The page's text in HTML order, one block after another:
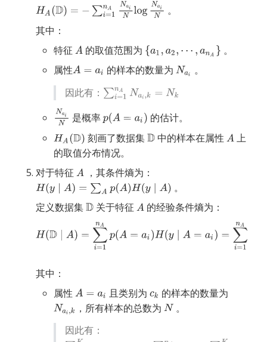
。
其中：
特征
的取值范围为
。
属性
的样本的数量为
。
因此有：
是概率
的估计。
刻画了数据集
中的样本在属性
上
的取值分布情况。
对于特征
，其条件熵为：
。
定义数据集
关于特征 的经验条件熵为：
其中：
属性
且类别为
的样本的数量为
，所有样本的总数为
。
因此有：